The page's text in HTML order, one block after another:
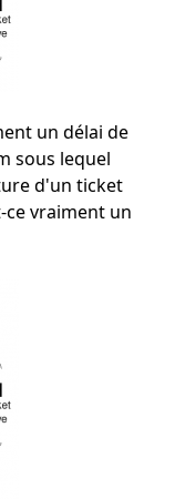
un délai de
sous lequel
d'un ticket
vraiment un